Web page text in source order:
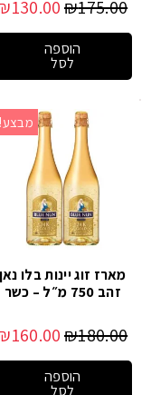
₪175.00
130.00
הוספה
לסל
מבצע!
מארז זוג יינות בלו נאן
זהב 750 מ״ל – כשר
₪180.00
160.00
הוספה
לסל